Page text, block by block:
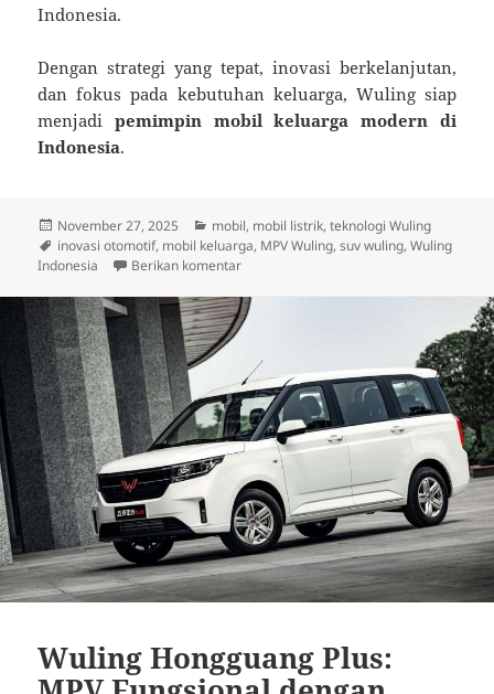
Indonesia.
Dengan strategi yang tepat, inovasi berkelanjutan,
dan fokus pada kebutuhan keluarga, Wuling siap
menjadipemimpin mobil keluarga modern di
Indonesia.
Diposkan
pada
November 27, 2025 Kategori
mobil, mobil listrik,teknologi Wuling
Tag
inovasi otomotif, mobil keluarga, MPV Wuling,suv wuling,Wuling
Indonesia
Berikan komentaruntuk Mobil Keluarga Wuling 2025:
Wuling Hongguang Plus: